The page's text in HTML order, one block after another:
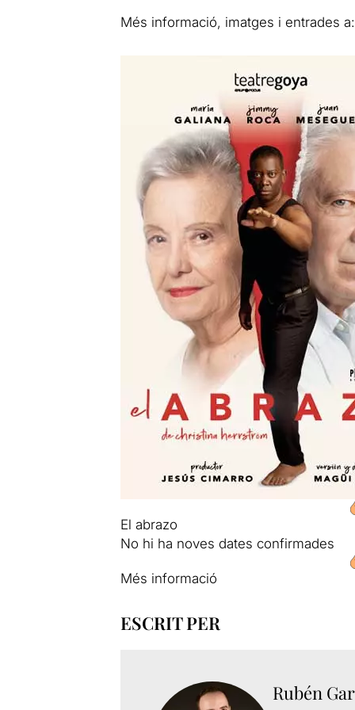
Més informació, imatges i entrades a:
El abrazo
No hi ha noves dates confirmades
Més informació
ESCRIT PER
Rubén